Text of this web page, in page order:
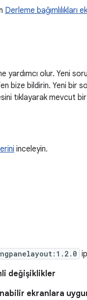
Derleme bağımlılıkları
olur. Yeni
bize bildirin. Yeni bir
tıklayarak mevcut
inceleyin.
değişiklikler
ekranlara